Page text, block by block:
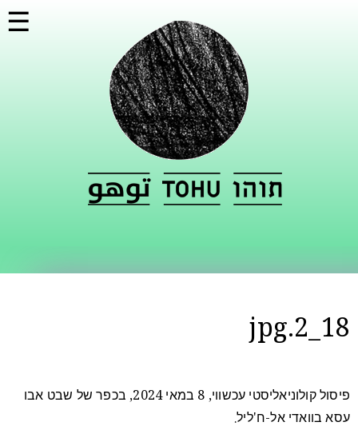
☰
18_2.jpg
פיסול קולוניאליסטי עכשווי, 8 במאי 2024, בכפר של שבט אבו
עסא בוואדי אל-ח'ליל.